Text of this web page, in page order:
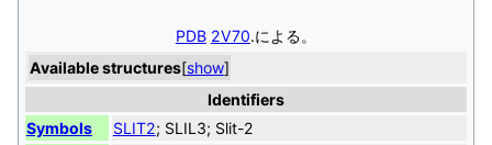
PDB 2V70​.による。
[show]
Available structures
Identifiers
Symbols
SLIT2; SLIL3; Slit-2